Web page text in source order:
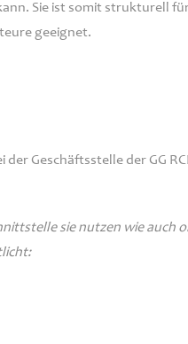
Sie ist somit strukturell
geeignet.
Geschäftsstelle der GG
sie nutzen wie auch